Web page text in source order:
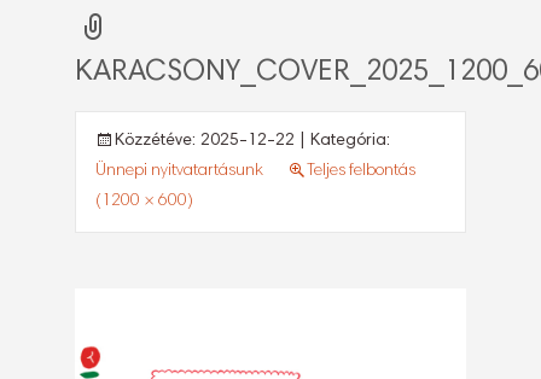
Közzétéve: 2025-12-22 | Kategória:
Ünnepi nyitvatartásunk
Teljes felbontás
(1200 × 600)